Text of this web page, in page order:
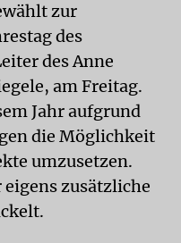
zur
des
des Anne
am Freitag.
Jahr aufgrund
die Möglichkeit
umzusetzen.
zusätzliche